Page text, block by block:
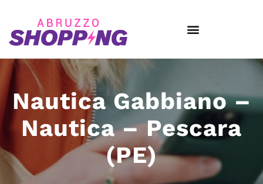
Nautica Gabbiano –
Nautica – Pescara
(PE)